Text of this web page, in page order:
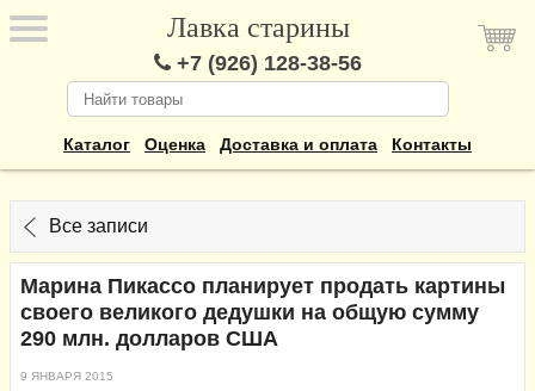
Лавка старины
+7 (926) 128-38-56
Каталог Оценка Доставка и оплата Контакты
Все записи
Марина Пикассо планирует продать картины
своего великого дедушки на общую сумму
290 млн. долларов США
9 ЯНВАРЯ 2015